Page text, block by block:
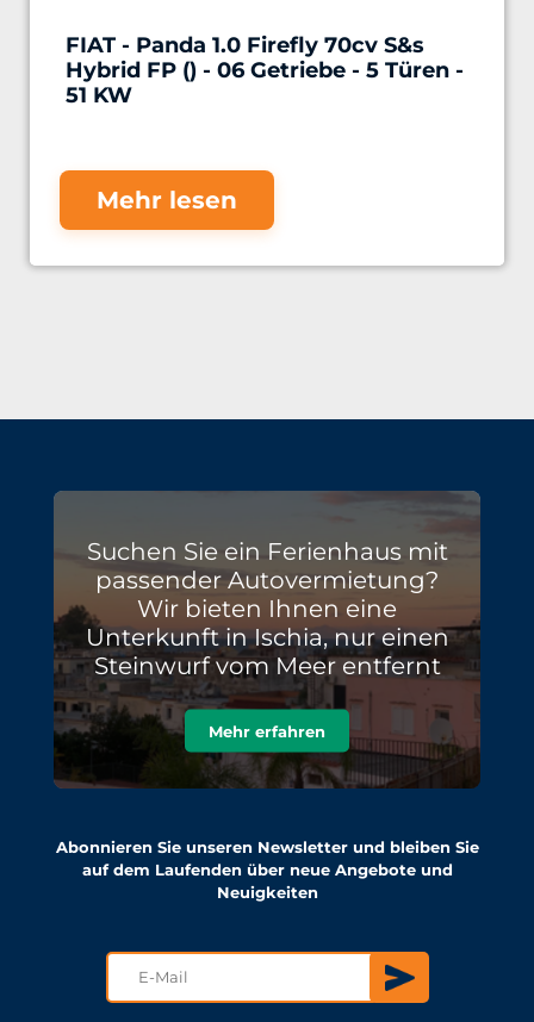
FIAT - Panda 1.0 Firefly 70cv S&s
Hybrid FP () - 06 Getriebe - 5 Türen -
51 KW
Mehr lesen
Suchen Sie ein Ferienhaus mit
passender Autovermietung?
Wir bieten Ihnen eine
Unterkunft in Ischia, nur einen
Steinwurf vom Meer entfernt
Mehr erfahren
Abonnieren Sie unseren Newsletter und bleiben Sie
auf dem Laufenden über neue Angebote und
Neuigkeiten